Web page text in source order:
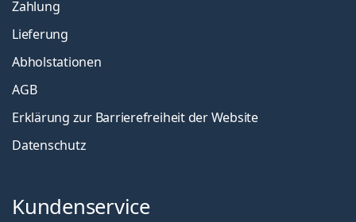
Zahlung
Lieferung
Abholstationen
AGB
Erklärung zur Barrierefreiheit der Website
Datenschutz
Kundenservice